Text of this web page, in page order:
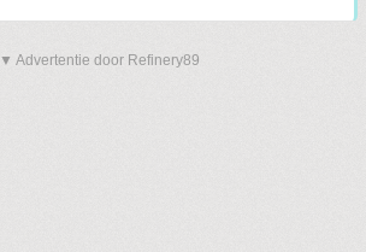
▼ Advertentie door Refinery89